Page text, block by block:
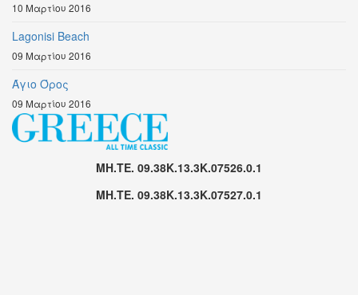
10 Μαρτίου 2016
Lagonisi Beach
09 Μαρτίου 2016
Άγιο Όρος
09 Μαρτίου 2016
MH.TE. 09.38K.13.3K.07526.0.1
MH.TE. 09.38K.13.3K.07527.0.1